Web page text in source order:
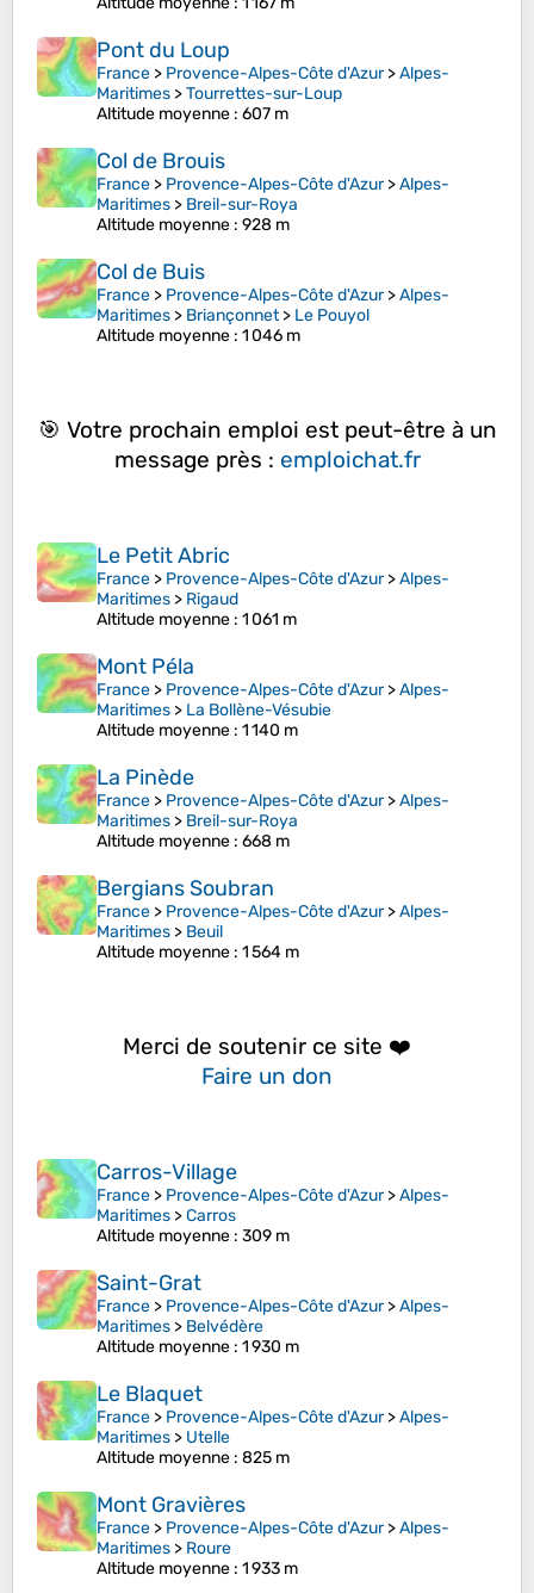
Pont du Loup
France > Provence-Alpes-Côte d'Azur>Alpes-
Maritimes >Tourrettes-sur-Loup
Altitude moyenne : 607 m
Col de Brouis
France > Provence-Alpes-Côte d'Azur>Alpes-
Maritimes > Breil-sur-Roya
Altitude moyenne : 928 m
Col de Buis
France > Provence-Alpes-Côte d'Azur>Alpes-
Maritimes > Briançonnet> Le Pouyol
Altitude moyenne : 1 046 m
🎯 Votre prochain emploi est peut-être à un
message près : emploichat.fr
Le Petit Abric
France > Provence-Alpes-Côte d'Azur>Alpes-
Maritimes > Rigaud
Altitude moyenne : 1 061 m
Mont Péla
France > Provence-Alpes-Côte d'Azur>Alpes-
Maritimes > La Bollène-Vésubie
Altitude moyenne : 1 140 m
La Pinède
France > Provence-Alpes-Côte d'Azur>Alpes-
Maritimes > Breil-sur-Roya
Altitude moyenne : 668 m
Bergians Soubran
France > Provence-Alpes-Côte d'Azur>Alpes-
Maritimes > Beuil
Altitude moyenne : 1 564 m
Merci de soutenir ce site ❤️
Faire un don
Carros-Village
France > Provence-Alpes-Côte d'Azur>Alpes-
Maritimes >Carros
Altitude moyenne : 309 m
Saint-Grat
France > Provence-Alpes-Côte d'Azur>Alpes-
Maritimes > Belvédère
Altitude moyenne : 1 930 m
Le Blaquet
France > Provence-Alpes-Côte d'Azur>Alpes-
Maritimes > Utelle
Altitude moyenne : 825 m
Mont Gravières
France > Provence-Alpes-Côte d'Azur>Alpes-
Maritimes > Roure
Altitude moyenne : 1 933 m